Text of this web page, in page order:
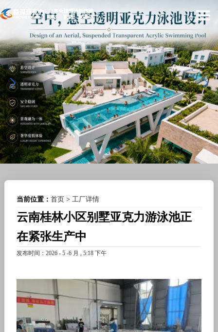
当前位置： 首页 > 工厂详情
云南桂林小区别墅亚克力游泳池正
在紧张生产中
发布时间：2026 - 5 -6 月 , 5:18 下午